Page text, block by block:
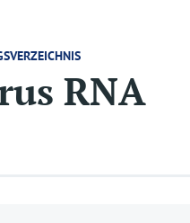
RNA